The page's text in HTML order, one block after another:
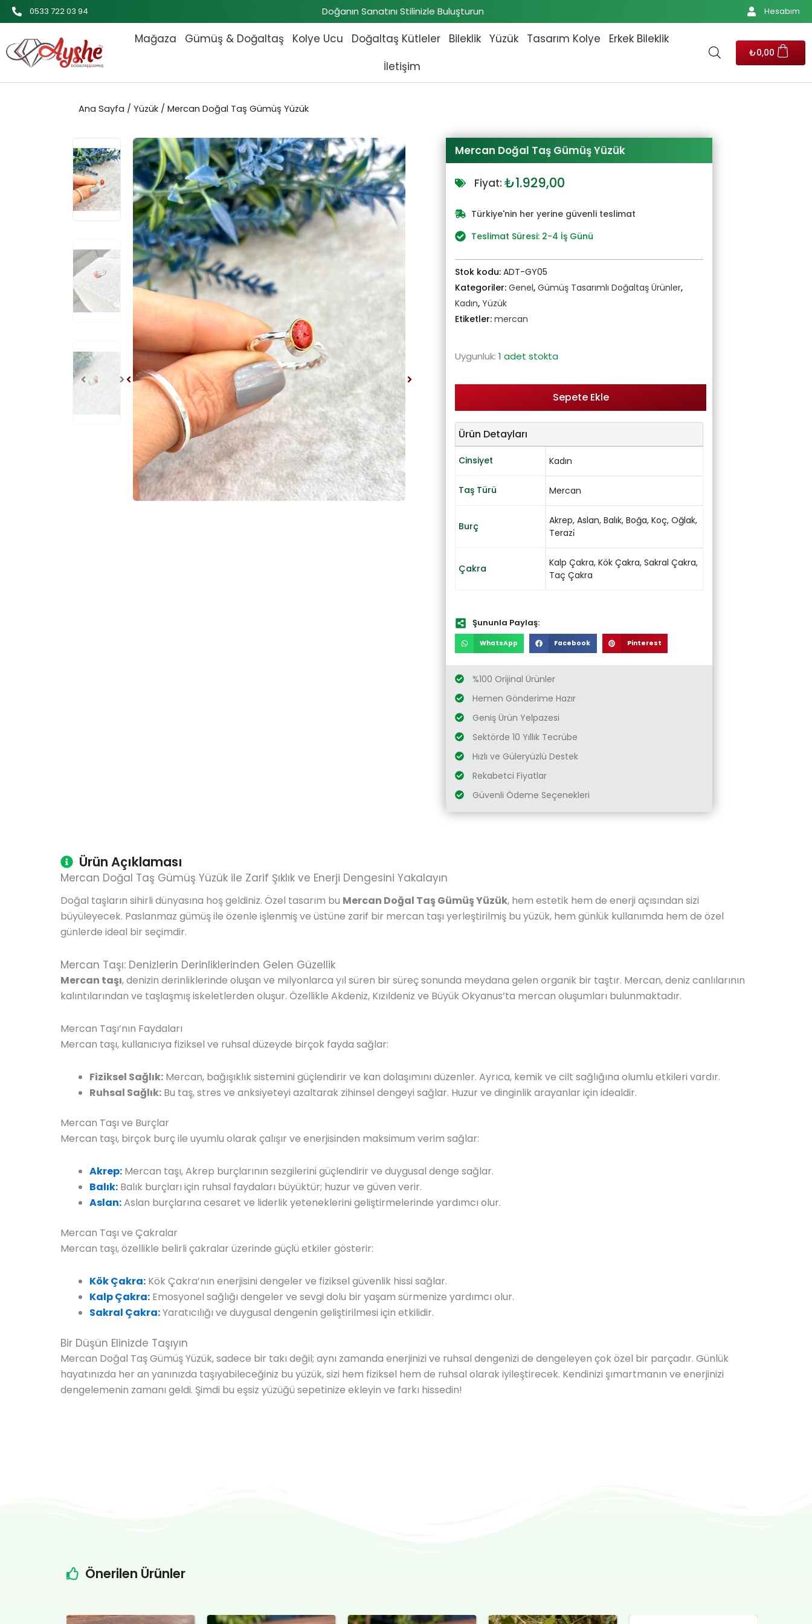
İçeriğe
atla
0533 722 03 94 Doğanın Sanatını Stilinizle Buluşturun Hesabım
Mağaza Gümüş & Doğaltaş Kolye Ucu Doğaltaş Kütleler Bileklik Yüzük Tasarım Kolye
Erkek Bileklik
İletişim
₺0,00
Ana Sayfa / Yüzük / Mercan Doğal Taş Gümüş Yüzük
Mercan Doğal Taş Gümüş Yüzük
Fiyat: Orijinal
₺2.122,00.
₺1.929,00
fiyat:
₺1.929,00.
Türkiye'nin her yerine güvenli teslimat
Teslimat Süresi: 2-4 İş Günü
Stok kodu: ADT-GY05
Kategoriler: Genel, Gümüş Tasarımlı Doğaltaş Ürünler,
Kadın, Yüzük
Etiketler: mercan
Uygunluk: 1 adet stokta
Sepete Ekle
Ürün Detayları
Cinsiyet Kadın
Taş Türü Mercan
Burç Akrep, Aslan, Balık, Boğa, Koç, Oğlak,
Terazi̇
Çakra Kalp Çakra, Kök Çakra, Sakral Çakra,
Taç Çakra
Şununla Paylaş:
WhatsApp Facebook Pinterest
%100 Orijinal Ürünler
Hemen Gönderime Hazır
Geniş Ürün Yelpazesi
Sektörde 10 Yıllık Tecrübe
Hızlı ve Güleryüzlü Destek
Rekabetci Fiyatlar
Güvenli Ödeme Seçenekleri
Ürün Açıklaması
Mercan Doğal Taş Gümüş Yüzük ile Zarif Şıklık ve Enerji Dengesini Yakalayın
Doğal taşların sihirli dünyasına hoş geldiniz. Özel tasarım bu Mercan Doğal Taş Gümüş Yüzük, hem estetik hem de enerji açısından sizi
büyüleyecek. Paslanmaz gümüş ile özenle işlenmiş ve üstüne zarif bir mercan taşı yerleştirilmiş bu yüzük, hem günlük kullanımda hem de özel
günlerde ideal bir seçimdir.
Mercan Taşı: Denizlerin Derinliklerinden Gelen Güzellik
Mercan taşı, denizin derinliklerinde oluşan ve milyonlarca yıl süren bir süreç sonunda meydana gelen organik bir taştır. Mercan, deniz canlılarının
kalıntılarından ve taşlaşmış iskeletlerden oluşur. Özellikle Akdeniz, Kızıldeniz ve Büyük Okyanus’ta mercan oluşumları bulunmaktadır.
Mercan Taşı’nın Faydaları
Mercan taşı, kullanıcıya fiziksel ve ruhsal düzeyde birçok fayda sağlar:
Fiziksel Sağlık: Mercan, bağışıklık sistemini güçlendirir ve kan dolaşımını düzenler. Ayrıca, kemik ve cilt sağlığına olumlu etkileri vardır.
Ruhsal Sağlık: Bu taş, stres ve anksiyeteyi azaltarak zihinsel dengeyi sağlar. Huzur ve dinginlik arayanlar için idealdir.
Mercan Taşı ve Burçlar
Mercan taşı, birçok burç ile uyumlu olarak çalışır ve enerjisinden maksimum verim sağlar:
Akrep: Mercan taşı, Akrep burçlarının sezgilerini güçlendirir ve duygusal denge sağlar.
Balık: Balık burçları için ruhsal faydaları büyüktür; huzur ve güven verir.
Aslan:Aslan burçlarına cesaret ve liderlik yeteneklerini geliştirmelerinde yardımcı olur.
Mercan Taşı ve Çakralar
Mercan taşı, özellikle belirli çakralar üzerinde güçlü etkiler gösterir:
Kök Çakra: Kök Çakra’nın enerjisini dengeler ve fiziksel güvenlik hissi sağlar.
Kalp Çakra: Emosyonel sağlığı dengeler ve sevgi dolu bir yaşam sürmenize yardımcı olur.
Sakral Çakra:Yaratıcılığı ve duygusal dengenin geliştirilmesi için etkilidir.
Bir Düşün Elinizde Taşıyın
Mercan Doğal Taş Gümüş Yüzük, sadece bir takı değil; aynı zamanda enerjinizi ve ruhsal dengenizi de dengeleyen çok özel bir parçadır. Günlük
hayatınızda her an yanınızda taşıyabileceğiniz bu yüzük, sizi hem fiziksel hem de ruhsal olarak iyileştirecek. Kendinizi şımartmanın ve enerjinizi
dengelemenin zamanı geldi. Şimdi bu eşsiz yüzüğü sepetinize ekleyin ve farkı hissedin!
Önerilen Ürünler
Orijinal
Şu
Orijinal
Şu
Orijinal
Şu
Orijinal
Şu